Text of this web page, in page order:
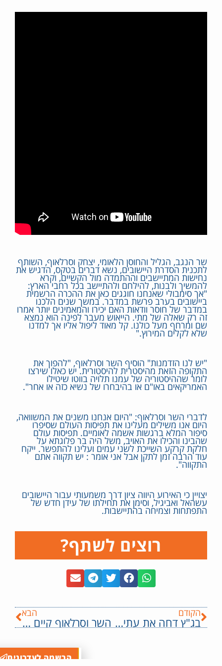
שר הנגב, הגליל והחוסן הלאומי, יצחק וסרלאוף, השותף
לתכנית הסדרת היישובים, נשא דברים בטקס, הדגיש את
נחישות המתיישבים וההתמדה מול הקשיים, וקרא
להמשיך ולבנות, להילחם ולהתיישב בכל רחבי הארץ:
"אך סימבולי שאנחנו חוגגים כאן את ההכרה הרשמית
ביישובים בערב פרשת במדבר. במשך שנים הלכנו
במדבר של חוסר וודאות האם יכירו והמאמינים יותר אמרו
זה רק שאלה של מתי. הייאוש מעבר לפינה הוא נמצא
שם ומרחף מעל כולנו. קל מאוד ליפול אליו אך למדנו
שלא לקלים המירוץ."
"יש לנו הזדמנות" הוסיף השר וסרלאוף, "להפוך את
התקופה הזאת מהיסטרית להיסטורית. יש כאלו שירצו
לומר שההיסטוריה של עמנו תלויה בווטו שיטילו
האמריקאים באו"ם או בהיבחרו של נשיא כזה או אחר".
לדברי השר וסרלאוף: "היום אנחנו משנים את המשוואה,
היום אנו משילים מעלינו את תפיסות העולם שסיפרו
סיפור המלא ברגשות אשמה לאומיים. תפיסות עולם
שהבינו והכילו את האויב, משל היה בר פלוגתא על
חלקת קרקע השייכת לשני עמים ועלינו להתפשר. ייקח
עוד הרבה זמן לתקן אבל אני אומר : יש תקווה אתם
התקווה".
יצויין כי האירוע היווה ציון דרך משמעותי עבור היישובים
עשהאל ואביגיל, וסימן את תחילתו של עידן חדש של
התפתחות וצמיחה בהתיישבות.
רוצים לשתף?
הקודם
בג"ץ דחה את עתירת השר וסרלאוף על האכיפה הבררנית. השופט עמית: "לא כל ההפגנות נושאות אותו אופי, ואין שוויון "אוטומטי" ביניהן". השר וסרלאוף: "ישפוט הציבור ויחליט, האם זו דמוקרטיה , או לא"
הבא
השר וסרלאוף קיים פגישות והערכות מצב במהלך הלילה עם ראשי הרשויות ואלוף הפיקוד בצפון
הרשמה לעדכונים